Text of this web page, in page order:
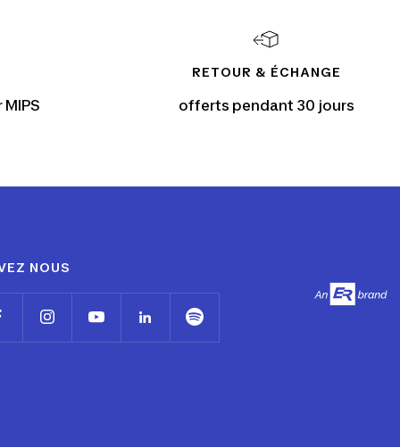
RETOUR & ÉCHANGE
offerts pendant 30 jours
NOUS